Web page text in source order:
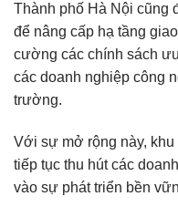
Thành phố Hà Nội cũng
để nâng cấp hạ tầng
cường các chính sách
các doanh nghiệp công
trường.
Với sự mở rộng này,
tiếp tục thu hút các
vào sự phát triển bền